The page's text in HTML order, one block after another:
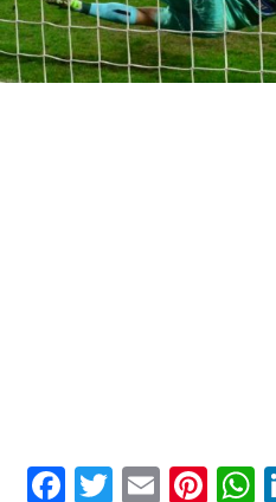
Facebook
Twitter
Email